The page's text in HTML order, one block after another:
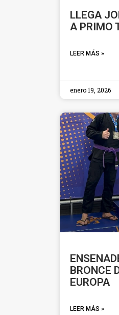
LLEGA
A PRIMO
LEER MÁS »
enero 19, 2026
BRONCE
EUROPA
LEER MÁS »